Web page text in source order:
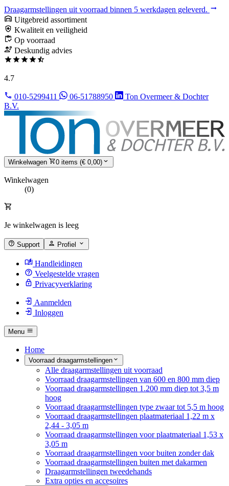
Draagarmstellingen uit voorraad binnen 5 werkdagen geleverd.
Uitgebreid assortiment
Kwaliteit en veiligheid
Op voorraad
Deskundig advies
4.7
010-5299411 06-51788950
Ton Overmeer & Dochter
B.V.
Winkelwagen 0 items (€ 0,00)
Winkelwagen
(0)
Je winkelwagen is leeg
Support Profiel
Handleidingen
Veelgestelde vragen
Privacyverklaring
Aanmelden
Inloggen
Menu
Home
Voorraad draagarmstellingen
Alle draagarmstellingen uit voorraad
Voorraad draagarmstellingen van 600 en 800 mm diep
Voorraad draagarmstellingen 1.200 mm diep tot 3,5 m
hoog
Voorraad draagarmstellingen type zwaar tot 5,5 m hoog
Voorraad draagarmstellingen plaatmateriaal 1,22 m x
2,44 - 3,05 m
Voorraad draagarmstellingen voor plaatmateriaal 1,53 x
3,05 m
Voorraad draagarmstellingen voor buiten zonder dak
Voorraad draagarmstellingen buiten met dakarmen
Draagarmstellingen tweedehands
Extra opties en accesoires